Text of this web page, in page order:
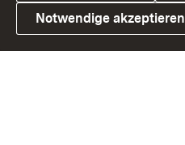
Link zum Landesportal
Notwendige akzeptieren